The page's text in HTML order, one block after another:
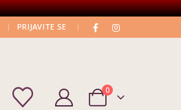
| PRIJAVITE SE |
0